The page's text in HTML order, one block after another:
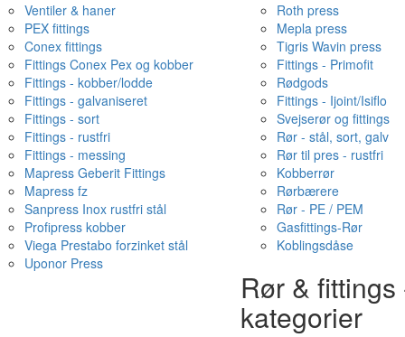
Ventiler & haner
PEX fittings
Conex fittings
Fittings Conex Pex og kobber
Fittings - kobber/lodde
Fittings - galvaniseret
Fittings - sort
Fittings - rustfri
Fittings - messing
Mapress Geberit Fittings
Mapress fz
Sanpress Inox rustfri stål
Profipress kobber
Viega Prestabo forzinket stål
Uponor Press
Roth press
Mepla press
Tigris Wavin press
Fittings - Primofit
Rødgods
Fittings - Ijoint/Isiflo
Svejserør og fittings
Rør - stål, sort, galv
Rør til pres - rustfri
Kobberrør
Rørbærere
Rør - PE / PEM
Gasfittings-Rør
Koblingsdåse
Rør & fittings
kategorier